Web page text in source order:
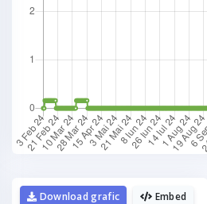
Embed
Download grafic